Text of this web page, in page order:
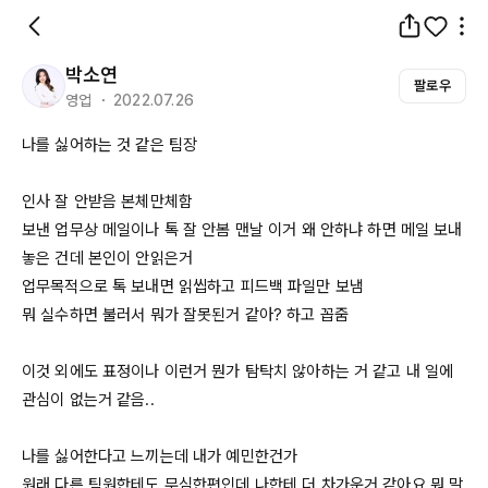
박소연
영업 ・ 2022.07.26
팔로우
나를 싫어하는 것 같은 팀장
인사 잘 안받음 본체만체함
보낸 업무상 메일이나 톡 잘 안봄 맨날 이거 왜 안하냐 하면 메일 보내
놓은 건데 본인이 안읽은거
업무목적으로 톡 보내면 읽씹하고 피드백 파일만 보냄
뭐 실수하면 불러서 뭐가 잘못된거 같아? 하고 꼽줌
이것 외에도 표정이나 이런거 뭔가 탐탁치 않아하는 거 같고 내 일에
관심이 없는거 같음..
나를 싫어한다고 느끼는데 내가 예민한건가